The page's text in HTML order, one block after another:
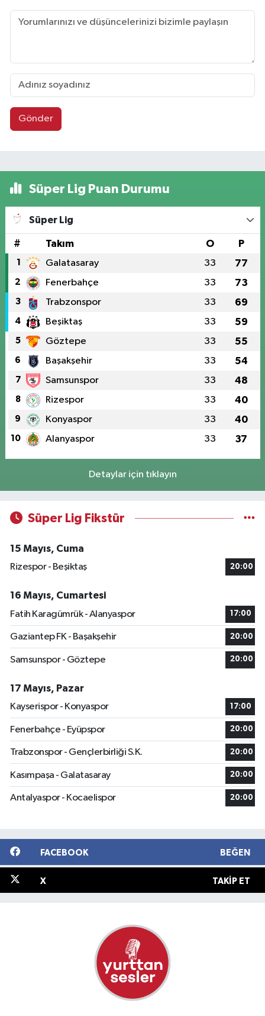
Gönder
Süper Lig Puan Durumu
Süper Lig
# Takım O P
1 Galatasaray 33 77
2 Fenerbahçe 33 73
3 Trabzonspor 33 69
4 Beşiktaş 33 59
5 Göztepe 33 55
6 Başakşehir 33 54
7 Samsunspor 33 48
8 Rizespor 33 40
9 Konyaspor 33 40
10 Alanyaspor 33 37
Detaylar için tıklayın
Süper Lig Fikstür
15 Mayıs, Cuma
Rizespor - Beşiktaş
20:00
16 Mayıs, Cumartesi
Fatih Karagümrük - Alanyaspor
17:00
Gaziantep FK - Başakşehir 20:00
Samsunspor - Göztepe 20:00
17 Mayıs, Pazar
Kayserispor - Konyaspor
17:00
Fenerbahçe - Eyüpspor 20:00
Trabzonspor - Gençlerbirliği S.K. 20:00
Kasımpaşa - Galatasaray 20:00
Antalyaspor - Kocaelispor 20:00
FACEBOOK BEĞEN
X TAKIP ET